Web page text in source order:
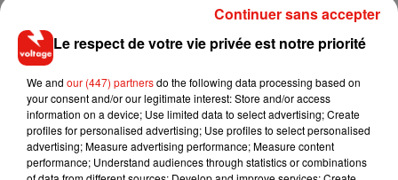
suffisant". "Je pense que cette loi est un début", a-t-elle dit, en
insistant sur le rôle joué par "l'éducation" pour "permettre à
chacun de s'émanciper, pour pouvoir se former, trouver un
emploi".
"On ne s'enferme pas dans l'islamisme radical quand on sait
les risques que ça sous-entend si on a des opportunités, tout
le monde aspire à réussir", a-t-elle ajouté.
Le respect de votre vie privée est notre priorité
We and our (447) partnersdo the following data processing based on
your consent and/or our legitimate interest: Store and/or access
information on a device; Use limited data to select advertising; Create
profiles for personalised advertising; Use profiles to select personalised
advertising; Measure advertising performance; Measure content
performance; Understand audiences through statistics or combinations
Continuer sans accepter